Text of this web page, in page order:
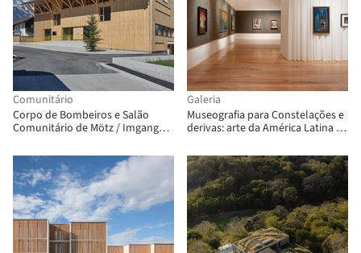
Comunitário
Corpo de Bombeiros e Salão
Comunitário de Mötz / Imgang
Galeria
Museografia para Constelações e
derivas: arte da América Latina na
Arquitectos + Mauricio Mesta
Arquitectos